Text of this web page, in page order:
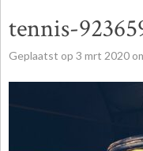
tennis-
Geplaatst op 3 mrt 2020